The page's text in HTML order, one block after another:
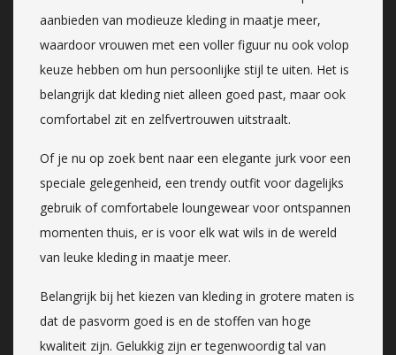
aanbieden van modieuze kleding in maatje meer,
waardoor vrouwen met een voller figuur nu ook volop
keuze hebben om hun persoonlijke stijl te uiten. Het is
belangrijk dat kleding niet alleen goed past, maar ook
comfortabel zit en zelfvertrouwen uitstraalt.
Of je nu op zoek bent naar een elegante jurk voor een
speciale gelegenheid, een trendy outfit voor dagelijks
gebruik of comfortabele loungewear voor ontspannen
momenten thuis, er is voor elk wat wils in de wereld
van leuke kleding in maatje meer.
Belangrijk bij het kiezen van kleding in grotere maten is
dat de pasvorm goed is en de stoffen van hoge
kwaliteit zijn. Gelukkig zijn er tegenwoordig tal van